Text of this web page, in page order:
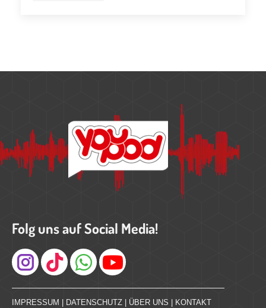
Folg uns auf Social Media!
Instagram
IMPRESSUM DATENSCHUTZ ÜBER UNS KONTAKT